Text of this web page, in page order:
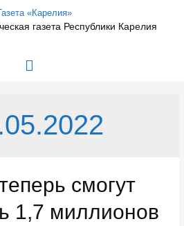
газета Республики Карелия
Главное
смогут
1,7 миллионов